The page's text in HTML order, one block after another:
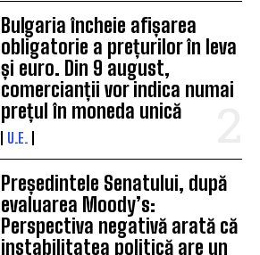
Bulgaria încheie afișarea
obligatorie a prețurilor în leva
și euro. Din 9 august,
comercianții vor indica numai
prețul în moneda unică
U.E.
Președintele Senatului, după
evaluarea Moody’s:
Perspectiva negativă arată că
instabilitatea politică are un